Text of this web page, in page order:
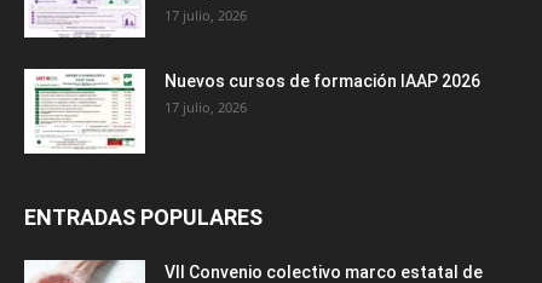
17 julio, 2026
Nuevos cursos de formación IAAP 2026
17 julio, 2026
ENTRADAS POPULARES
VII Convenio colectivo marco estatal de